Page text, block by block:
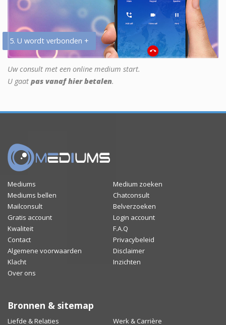
5. U wordt verbonden +
Uw consult met een online medium start.
U gaat pas vanaf hier betalen.
Mediums
Medium zoeken
Mediums bellen
Chatconsult
Mailconsult
Belverzoeken
Gratis account
Login account
Kwaliteit
F.A.Q
Contact
Privacybeleid
Algemene voorwaarden
Disclaimer
Klacht
Inzichten
Over ons
Bronnen & sitemap
Liefde & Relaties Werk & Carrière